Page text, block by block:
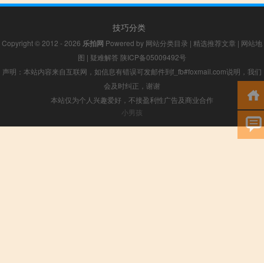
技巧分类
Copyright © 2012 - 2026 乐拍网 Powered by 网站分类目录 | 精选推荐文章 | 网站地
图 | 疑难解答 陕ICP备05009492号
声明：本站内容来自互联网，如信息有错误可发邮件到f_fb#foxmail.com说明，我们
会及时纠正，谢谢
本站仅为个人兴趣爱好，不接盈利性广告及商业合作
小男孩